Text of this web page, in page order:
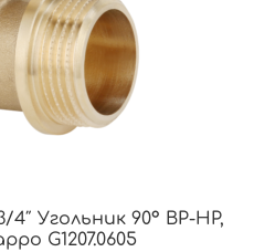
4″ Угольник 90° ВР-НР,
G1207.0605